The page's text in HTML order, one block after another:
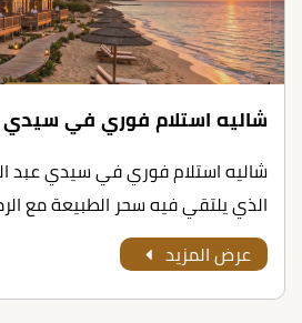
شاليه استلام فوري في سيدي
شاليه استلام فوري في سيدي عبد
الذي يلتقي فيه سحر الطبيعة مع
عرض المزيد